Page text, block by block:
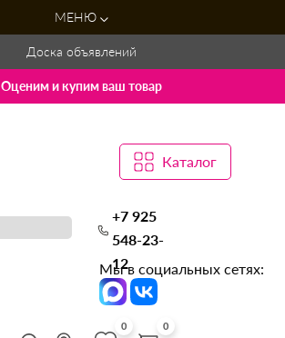
МЕНЮ
Доска объявлений
Оценим и купим ваш товар
Каталог
+7 925
548-23-
12
Мы в социальных сетях:
0 0